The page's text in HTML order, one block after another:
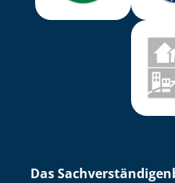
Das